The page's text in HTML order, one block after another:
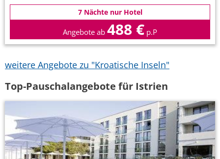
7 Nächte nur Hotel
Angebote ab 488 € p.P
weitere Angebote zu "Kroatische Inseln"
Top-Pauschalangebote für Istrien